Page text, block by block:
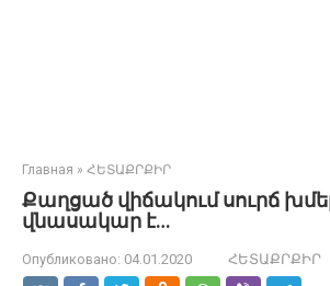
Главная » ՀԵՏԱՔՐՔԻՐ
Քաղցած վիճակում սուրճ
վնասակար է…
Опубликовано: 04.01.2020 ՀԵՏԱՔՐՔԻՐ